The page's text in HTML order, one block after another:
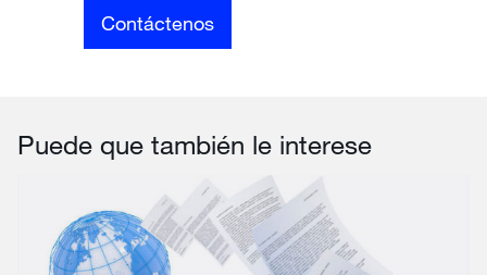
Contáctenos
Puede que también le interese